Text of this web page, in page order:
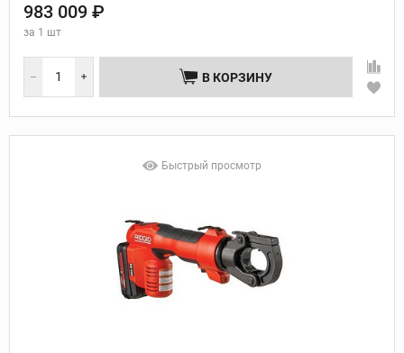
983 009 ₽
за 1 шт
В КОРЗИНУ
Быстрый просмотр